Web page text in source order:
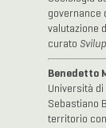
governance
valutazione
curato
Benedetto
Università
Sebastiano
territorio